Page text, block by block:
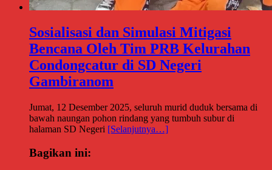
Sosialisasi dan Simulasi Mitigasi
Bencana Oleh Tim PRB Kelurahan
Condongcatur di SD Negeri
Gambiranom
Jumat, 12 Desember 2025, seluruh murid duduk bersama di
bawah naungan pohon rindang yang tumbuh subur di
halaman SD Negeri [Selanjutnya…]
Bagikan ini: